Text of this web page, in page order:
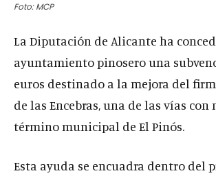
Foto: MCP
La Diputación de Alicante ha
ayuntamiento pinosero una
euros destinado a la mejora del
de las Encebras, una de las vías con
término municipal de El Pinós.
Esta ayuda se encuadra dentro del